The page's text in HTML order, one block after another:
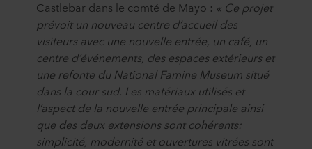
Castlebar dans le comté de Mayo : « Ce projet
prévoit un nouveau centre d’accueil des
visiteurs avec une nouvelle entrée, un café, un
centre d’événements, des espaces extérieurs et
une refonte du National Famine Museum situé
dans la cour sud. Les matériaux utilisés et
l’aspect de la nouvelle entrée principale ainsi
que des deux extensions sont cohérents:
simplicité, modernité et ouvertures vitrées sont